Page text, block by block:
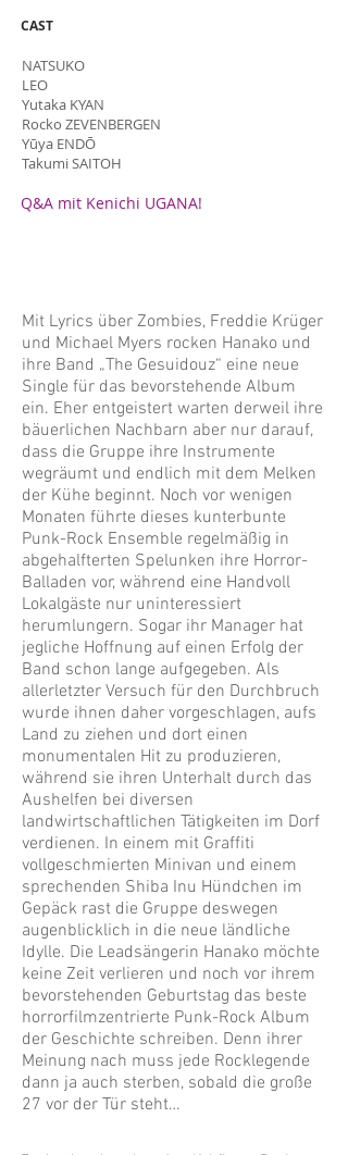
CAST
NATSUKO
LEO
Yutaka KYAN
Rocko ZEVENBERGEN
Yūya ENDŌ
Takumi SAITOH
Q&A mit Kenichi UGANA!
Mit Lyrics über Zombies, Freddie Krüger
und Michael Myers rocken Hanako und
ihre Band „The Gesuidouz“ eine neue
Single für das bevorstehende Album
ein. Eher entgeistert warten derweil ihre
bäuerlichen Nachbarn aber nur darauf,
dass die Gruppe ihre Instrumente
wegräumt und endlich mit dem Melken
der Kühe beginnt. Noch vor wenigen
Monaten führte dieses kunterbunte
Punk-Rock Ensemble regelmäßig in
abgehalfterten Spelunken ihre Horror-
Balladen vor, während eine Handvoll
Lokalgäste nur uninteressiert
herumlungern. Sogar ihr Manager hat
jegliche Hoffnung auf einen Erfolg der
Band schon lange aufgegeben. Als
allerletzter Versuch für den Durchbruch
wurde ihnen daher vorgeschlagen, aufs
Land zu ziehen und dort einen
monumentalen Hit zu produzieren,
während sie ihren Unterhalt durch das
Aushelfen bei diversen
landwirtschaftlichen Tätigkeiten im Dorf
verdienen. In einem mit Graffiti
vollgeschmierten Minivan und einem
sprechenden Shiba Inu Hündchen im
Gepäck rast die Gruppe deswegen
augenblicklich in die neue ländliche
Idylle. Die Leadsängerin Hanako möchte
keine Zeit verlieren und noch vor ihrem
bevorstehenden Geburtstag das beste
horrorfilmzentrierte Punk-Rock Album
der Geschichte schreiben. Denn ihrer
Meinung nach muss jede Rocklegende
dann ja auch sterben, sobald die große
27 vor der Tür steht…